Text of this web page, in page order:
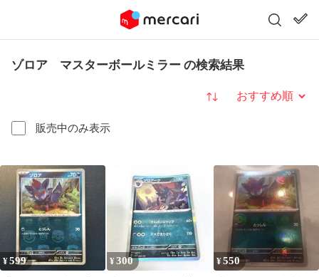
ゾロア マスターボールミラー の検索結果
販売中のみ表示
並び替え
¥599 ¥300 ¥550